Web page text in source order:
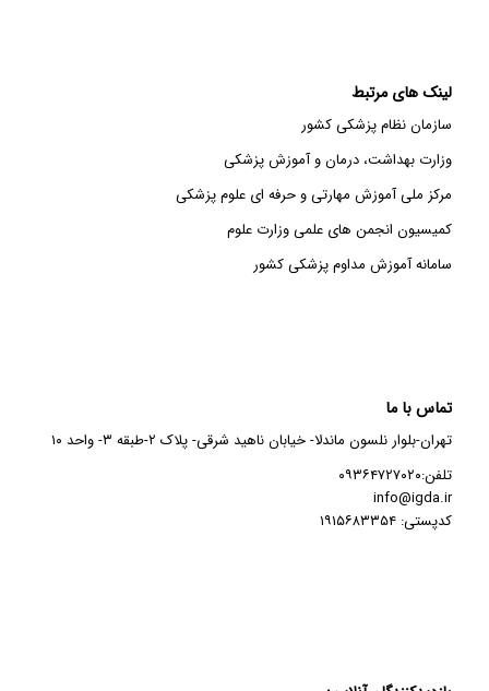
لینک های مرتبط
سازمان نظام پزشکی کشور
وزارت بهداشت، درمان و آموزش پزشکی
مرکز ملی آموزش مهارتی و حرفه ای علوم پزشکی
کمیسیون انجمن های علمی وزارت علوم
سامانه آموزش مداوم پزشکی کشور
تماس با ما
تهران-بلوار نلسون ماندلا- خیابان ناهید شرقی- پلاک ۲-طبقه ۳- واحد ۱۰
تلفن:۰۹۳۶۴۷۲۷۰۲۰
info@igda.ir
کدپستی: ۱۹۱۵۶۸۳۳۵۴